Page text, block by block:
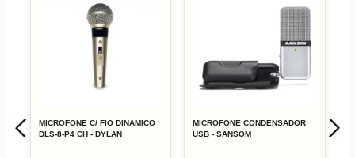
MICROFONE C/ FIO DINAMICO
DLS-8-P4 CH - DYLAN
MICROFONE CONDENSADOR
USB - SANSOM